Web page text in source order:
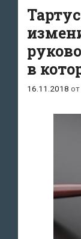
в
16.11.2018 от